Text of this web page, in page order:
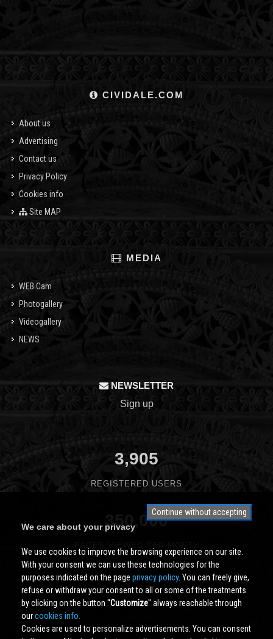
CIVIDALE.COM
About us
Advertising
Contact us
Privacy Policy
Cookies info
Site MAP
MEDIA
WEB Cam
Photogallery
Videogallery
NEWS
NEWSLETTER
Sign up
3,905
REGISTERED USERS
350,000Continue without accepting
We care about your privacy
We use cookies to improve the browsing experience on our site.
With your consent we can use these technologies for the
purposes indicated on the page privacy policy. You can freely give,
refuse or withdraw your consent to all or some of the treatments
by clicking on the button ''Customize'' always reachable through
ourcookies info.
Cookies are used to personalize advertisements. You can consent